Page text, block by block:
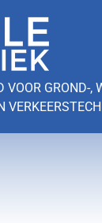
VOOR GROND-,